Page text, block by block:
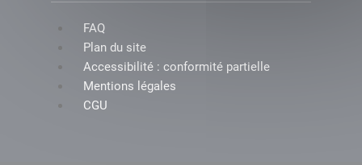
FAQ
Plan du site
Accessibilité : conformité partielle
Mentions légales
CGU